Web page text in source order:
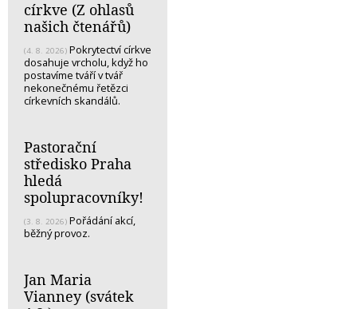
církve (Z ohlasů
našich čtenářů)
(4. 8. 2026) Pokrytectví církve
dosahuje vrcholu, když ho
postavíme tváří v tvář
nekonečnému řetězci
církevních skandálů.
Pastorační
středisko Praha
hledá
spolupracovníky!
(3. 8. 2026) Pořádání akcí,
běžný provoz.
Jan Maria
Vianney (svátek